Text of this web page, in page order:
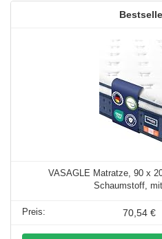
VASAGLE Matratze, 90 x
Schaumstoff,
70,54 €